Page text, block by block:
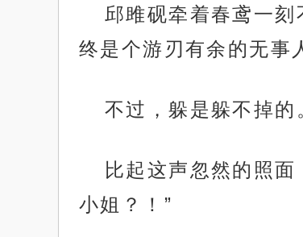
邱雎砚牵着春鸢一
终是个游刃有余的无事
不过，躲是躲不掉的
比起这声忽然的照
小姐？！”